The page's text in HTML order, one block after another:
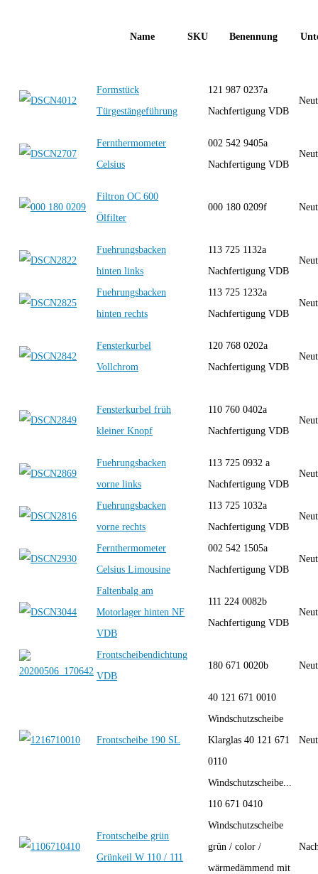
Name SKU Benennung
Formstück
Türgestängeführung
121 987 0237a
Nachfertigung VDB
Fernthermometer
Celsius
002 542 9405a
Nachfertigung VDB
Filtron OC 600
Ölfilter
000 180 0209f
Fuehrungsbacken
hinten links
113 725 1132a
Nachfertigung VDB
Fuehrungsbacken
hinten rechts
113 725 1232a
Nachfertigung VDB
Fensterkurbel
Vollchrom
120 768 0202a
Nachfertigung VDB
Fensterkurbel früh
kleiner Knopf
110 760 0402a
Nachfertigung VDB
Fuehrungsbacken
vorne links
113 725 0932 a
Nachfertigung VDB
Fuehrungsbacken
vorne rechts
113 725 1032a
Nachfertigung VDB
Fernthermometer
Celsius Limousine
002 542 1505a
Nachfertigung VDB
Faltenbalg am
Motorlager hinten NF
VDB
111 224 0082b
Nachfertigung VDB
Frontscheibendichtung
VDB
180 671 0020b
Frontscheibe 190 SL
40 121 671 0010
Windschutzscheibe
Klarglas 40 121 671
0110
Windschutzscheibe...
Frontscheibe grün
Grünkeil W 110 / 111
110 671 0410
Windschutzscheibe
grün / color /
wärmedämmend mit